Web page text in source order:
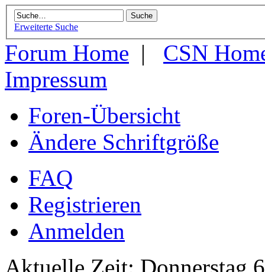
Erweiterte Suche
Forum Home | CSN
Impressum
Foren-Übersicht
Ändere Schriftgröße
FAQ
Registrieren
Anmelden
Aktuelle Zeit: Donnerstag